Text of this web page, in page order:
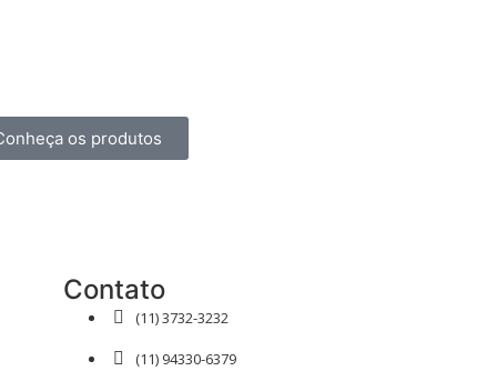
os produtos
Contato
(11) 3732-3232
(11) 94330-6379